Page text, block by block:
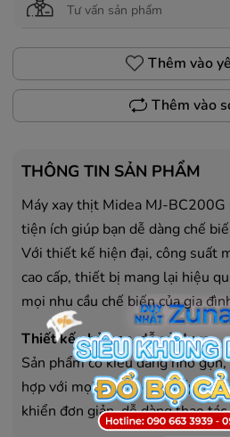
Tư vấn sản phẩm
Thêm vào
Thêm vào
THÔNG TIN SẢN PHẨM
Máy xay thịt Midea MJ-BC200G
tiện ích giúp bạn dễ dàng chế
Với thiết kế hiện đại, công suất
cao cấp, thiết bị mang lại hiệu
mọi nhu cầu chế biến của gia
Thiết kế nhỏ gọn, dễ sử dụng
Sản phẩm có kiểu dáng nhỏ
hợp với mọi không gian bếp.
khiển đơn giản, dễ dàng thao